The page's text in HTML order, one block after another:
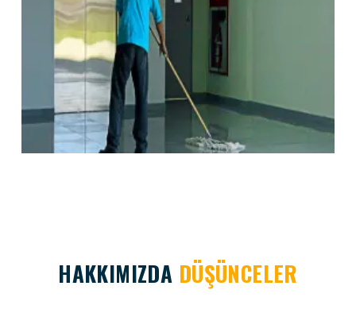
HAKKIMIZDA DÜŞÜNCELER